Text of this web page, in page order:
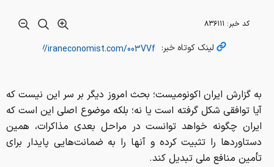
کد خبر: ۸۳۶۱۱۱
لینک کوتاه خبر:
به گزارش ایران اکونومیست؛ بحث امروز دیگر بر سر این نیست که
آیا توافقی شکل گرفته است یا نه؛ بلکه موضوع اصلی این است که
ایران چگونه خواهد توانست در مراحل بعدی مذاکرات، همین
دستاورد‌ها را تثبیت کرده و آنها را به ضمانت‌هایی پایدار برای
تأمین منافع ملی تبدیل کند.